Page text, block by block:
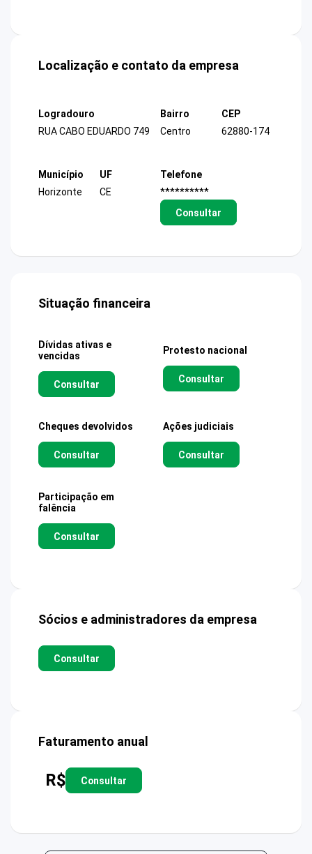
Localização e contato da empresa
Logradouro
RUA CABO EDUARDO 749
Bairro
Centro
CEP
62880-174
Município
Horizonte
UF
CE
Telefone
**********
Consultar
Situação financeira
Dívidas ativas e
vencidas
Consultar
Protesto nacional
Consultar
Cheques devolvidos
Consultar
Ações judiciais
Consultar
Participação em
falência
Consultar
Sócios e administradores da empresa
Consultar
Faturamento anual
R$ Consultar